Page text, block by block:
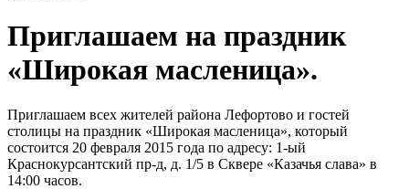
Приглашаем на праздник
«Широкая масленица».
Приглашаем всех жителей района Лефортово и гостей
столицы на праздник «Широкая масленица», который
состоится 20 февраля 2015 года по адресу: 1-ый
Краснокурсантский пр-д, д. 1/5 в Сквере «Казачья слава» в
14:00 часов.